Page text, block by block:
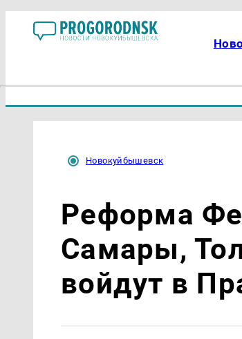
Новокуйбышевск
Реформа
Самары,
войдут в